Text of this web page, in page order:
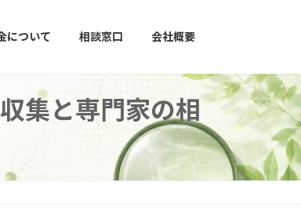
について 相談窓口 会社概要
集と専門家の相